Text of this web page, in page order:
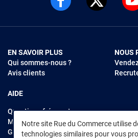
Notre site Rue du Commerce utilise
technologies similaires pour vous
EN SAVOIR PLUS
Qui sommes-nous ?
Avis clients
AIDE
Questions fréquentes
Modes de règlements
Garantie et retours
NOUS